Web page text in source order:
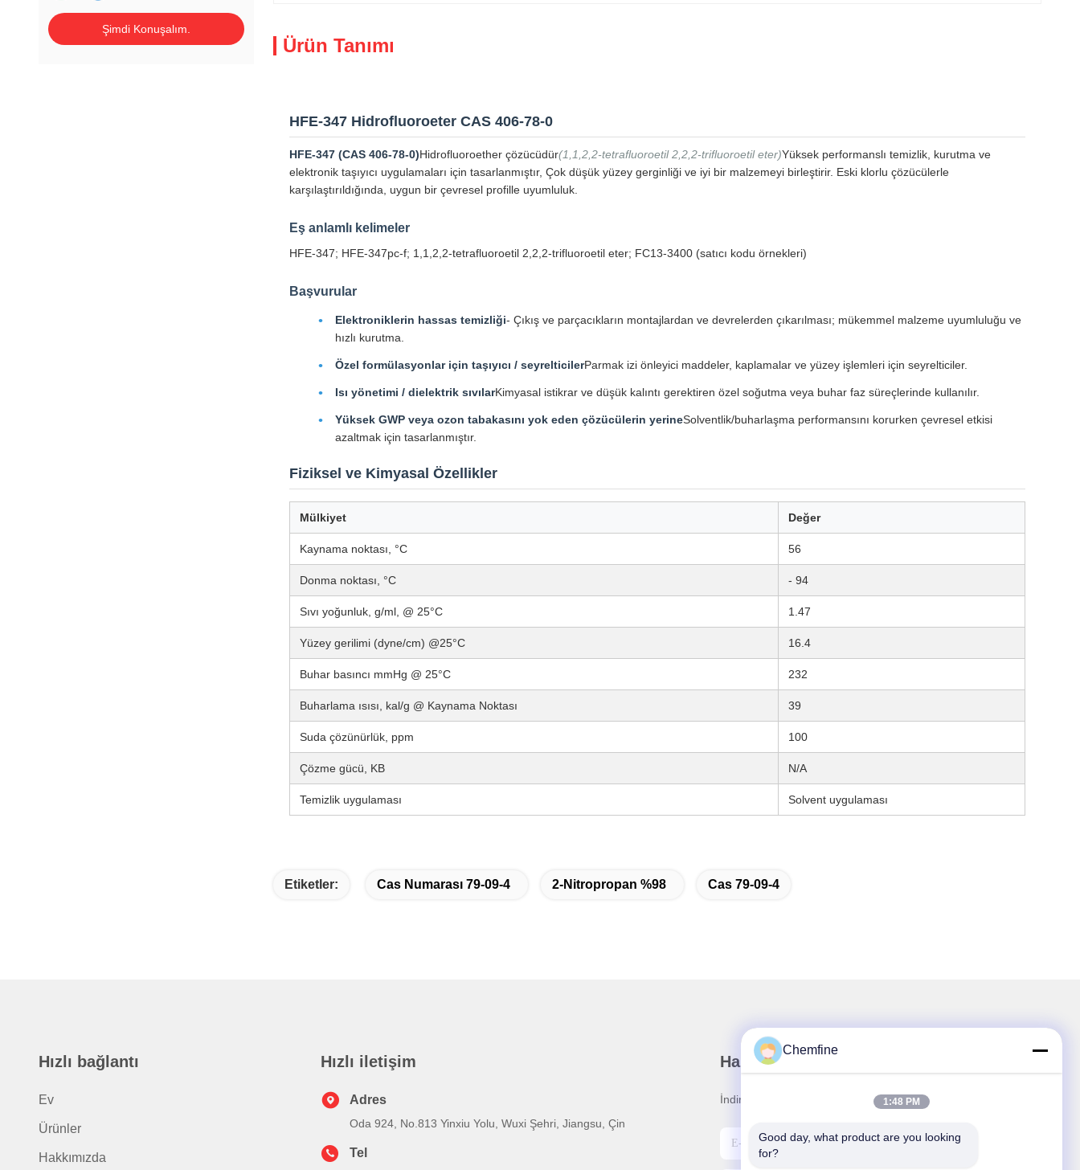
Şimdi Konuşalım.
Ürün Tanımı
HFE-347 Hidrofluoroeter CAS 406-78-0
HFE-347 (CAS 406-78-0)Hidrofluoroether çözücüdür(1,1,2,2-tetrafluoroetil 2,2,2-trifluoroetil eter)Yüksek performanslı temizlik, kurutma ve
elektronik taşıyıcı uygulamaları için tasarlanmıştır, Çok düşük yüzey gerginliği ve iyi bir malzemeyi birleştirir. Eski klorlu çözücülerle
karşılaştırıldığında, uygun bir çevresel profille uyumluluk.
Eş anlamlı kelimeler
HFE-347; HFE-347pc-f; 1,1,2,2-tetrafluoroetil 2,2,2-trifluoroetil eter; FC13-3400 (satıcı kodu örnekleri)
Başvurular
Elektroniklerin hassas temizliği- Çıkış ve parçacıkların montajlardan ve devrelerden çıkarılması; mükemmel malzeme uyumluluğu ve
hızlı kurutma.
Özel formülasyonlar için taşıyıcı / seyrelticilerParmak izi önleyici maddeler, kaplamalar ve yüzey işlemleri için seyrelticiler.
Isı yönetimi / dielektrik sıvılarKimyasal istikrar ve düşük kalıntı gerektiren özel soğutma veya buhar faz süreçlerinde kullanılır.
Yüksek GWP veya ozon tabakasını yok eden çözücülerin yerineSolventlik/buharlaşma performansını korurken çevresel etkisi
azaltmak için tasarlanmıştır.
Fiziksel ve Kimyasal Özellikler
Mülkiyet Değer
Kaynama noktası, °C 56
Donma noktası, °C - 94
Sıvı yoğunluk, g/ml, @ 25°C 1.47
Yüzey gerilimi (dyne/cm) @25°C 16.4
Buhar basıncı mmHg @ 25°C 232
Buharlama ısısı, kal/g @ Kaynama Noktası 39
Suda çözünürlük, ppm 100
Çözme gücü, KB N/A
Temizlik uygulaması Solvent uygulaması
Etiketler: Cas Numarası 79-09-4 2-Nitropropan %98 Cas 79-09-4
Hızlı bağlantı
Ev
Ürünler
Hakkımızda
Hızlı iletişim
Adres
Oda 924, No.813 Yinxiu Yolu, Wuxi Şehri, Jiangsu, Çin
Tel
Haber Bültenimiz
İndirimler ve daha fazlası için bültenimize abone olun.
Chemfine
1:48 PM
Good day, what product are you looking
for?